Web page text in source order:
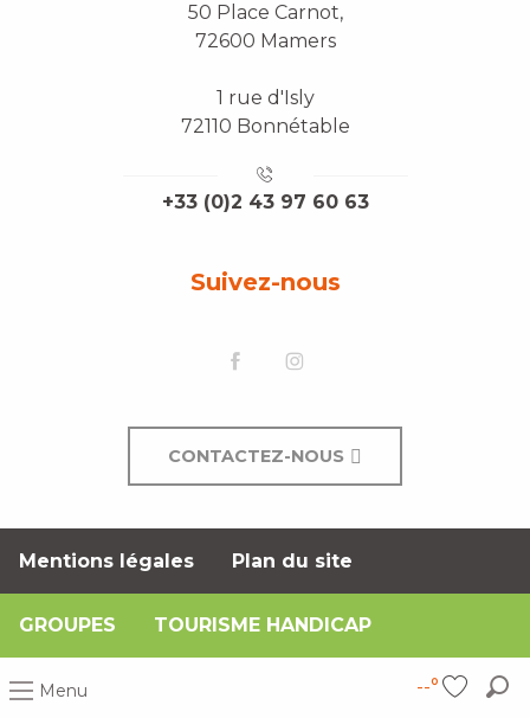
Menu
--°
50 Place Carnot,
72600 Mamers
1 rue d'Isly
72110 Bonnétable
+33 (0)2 43 97 60 63
Suivez-nous
CONTACTEZ-NOUS
Mentions légales Plan du site
GROUPES TOURISME HANDICAP